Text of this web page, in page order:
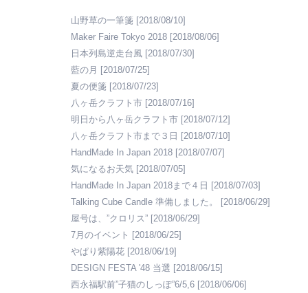
山野草の一筆箋 [2018/08/10]
Maker Faire Tokyo 2018 [2018/08/06]
日本列島逆走台風 [2018/07/30]
藍の月
[2018/07/25]
夏の便箋 [2018/07/23]
八ヶ岳クラフト市 [2018/07/16]
明日から八ヶ岳クラフト市 [2018/07/12]
八ヶ岳クラフト市まで３日 [2018/07/10]
HandMade In Japan 2018 [2018/07/07]
気になるお天気 [2018/07/05]
HandMade In Japan 2018まで４日 [2018/07/03]
Talking Cube Candle 準備しました。
[2018/06/29]
屋号は、”クロリス” [2018/06/29]
7月のイベント [2018/06/25]
やぱり紫陽花 [2018/06/19]
DESIGN FESTA '48 当選 [2018/06/15]
西永福駅前”子猫のしっぽ”6/5,6 [2018/06/06]